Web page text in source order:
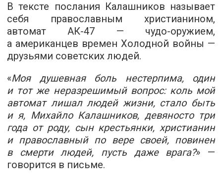
В тексте послания Калашников называет
себя православным христианином,
автомат АК-47 — чудо-оружием,
а американцев времен Холодной войны —
друзьями советских людей.
«Моя душевная боль нестерпима, один
и тот же неразрешимый вопрос: коль мой
автомат лишал людей жизни, стало быть
и я, Михайло Калашников, девяносто три
года от роду, сын крестьянки, христианин
и православный по вере своей, повинен
в смерти людей, пусть даже врага?» —
говорится в письме.